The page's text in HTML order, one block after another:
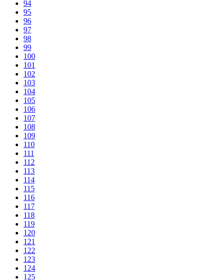
94
95
96
97
98
99
100
101
102
103
104
105
106
107
108
109
110
111
112
113
114
115
116
117
118
119
120
121
122
123
124
125